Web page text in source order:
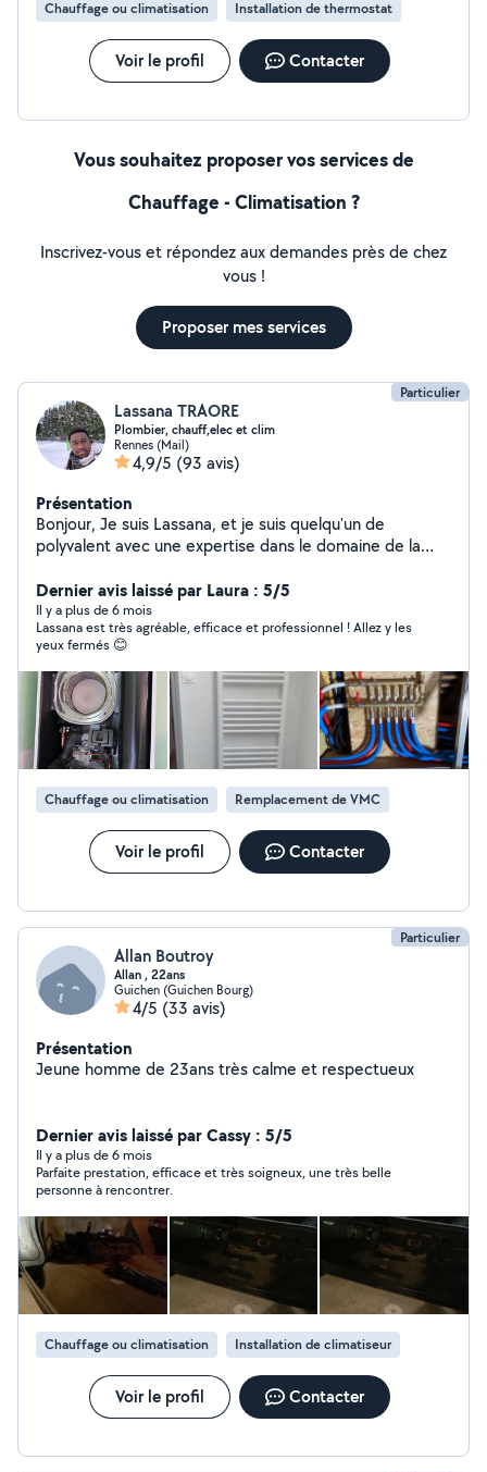
Chauffage ou climatisation Installation de thermostat
Voir le profil Contacter
Vous souhaitez proposer vos services de
Chauffage - Climatisation ?
Inscrivez-vous et répondez aux demandes près de chez
vous !
Proposer mes services
Particulier
Lassana TRAORE
Plombier, chauff,elec et clim
Rennes (Mail)
4,9/5 (93 avis)
Présentation
Bonjour, Je suis Lassana, et je suis quelqu'un de
polyvalent avec une expertise dans le domaine de la
compétence et professionnalisme, je serai ravie de vous
trouver des solutions efficaces et adaptés à vos
besoins.
Dernier avis laissé par Laura : 5/5
Il y a plus de 6 mois
Lassana est très agréable, efficace et professionnel ! Allez y les
yeux fermés 😊
Chauffage ou climatisation Remplacement de VMC
Voir le profil Contacter
Particulier
Allan Boutroy
Allan , 22ans
Guichen (Guichen Bourg)
4/5 (33 avis)
Présentation
Jeune homme de 23ans très calme et respectueux
Dernier avis laissé par Cassy : 5/5
Il y a plus de 6 mois
Parfaite prestation, efficace et très soigneux, une très belle
personne à rencontrer.
Chauffage ou climatisation Installation de climatiseur
Voir le profil Contacter